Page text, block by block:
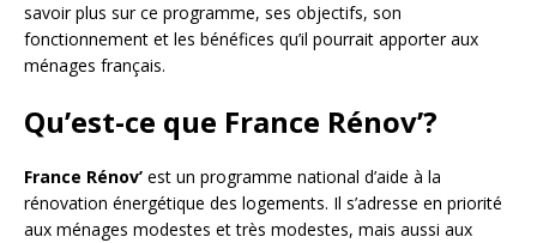
savoir plus sur ce programme, ses objectifs, son
fonctionnement et les bénéfices qu’il pourrait apporter aux
ménages français.
Qu’est-ce que France Rénov’?
France Rénov’ est un programme national d’aide à la
rénovation énergétique des logements. Il s’adresse en priorité
aux ménages modestes et très modestes, mais aussi aux